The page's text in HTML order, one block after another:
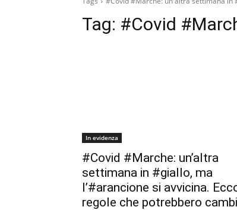
Tag: #Covid
In evidenza
#Covid #Marche: un’altra
settimana in #giallo, ma
l’#arancione si avvicina.
regole che potrebbero